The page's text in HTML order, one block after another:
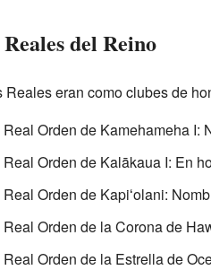
del Reino
Reales eran como clubes de
Orden de Kamehameha I:
Orden de Kalākaua I: En
Orden de Kapiʻolani:
Orden de la Corona de
Orden de la Estrella de